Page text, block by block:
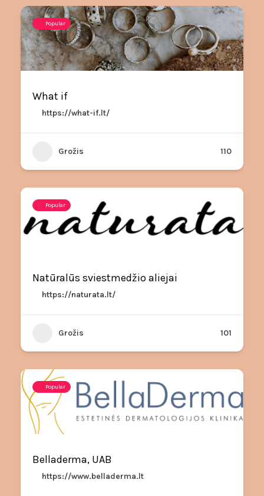
Popular
What if
https://what-if.lt/
Grožis 110
Popular
Natūralūs sviestmedžio aliejai
https://naturata.lt/
Grožis 101
Popular
Belladerma, UAB
https://www.belladerma.lt